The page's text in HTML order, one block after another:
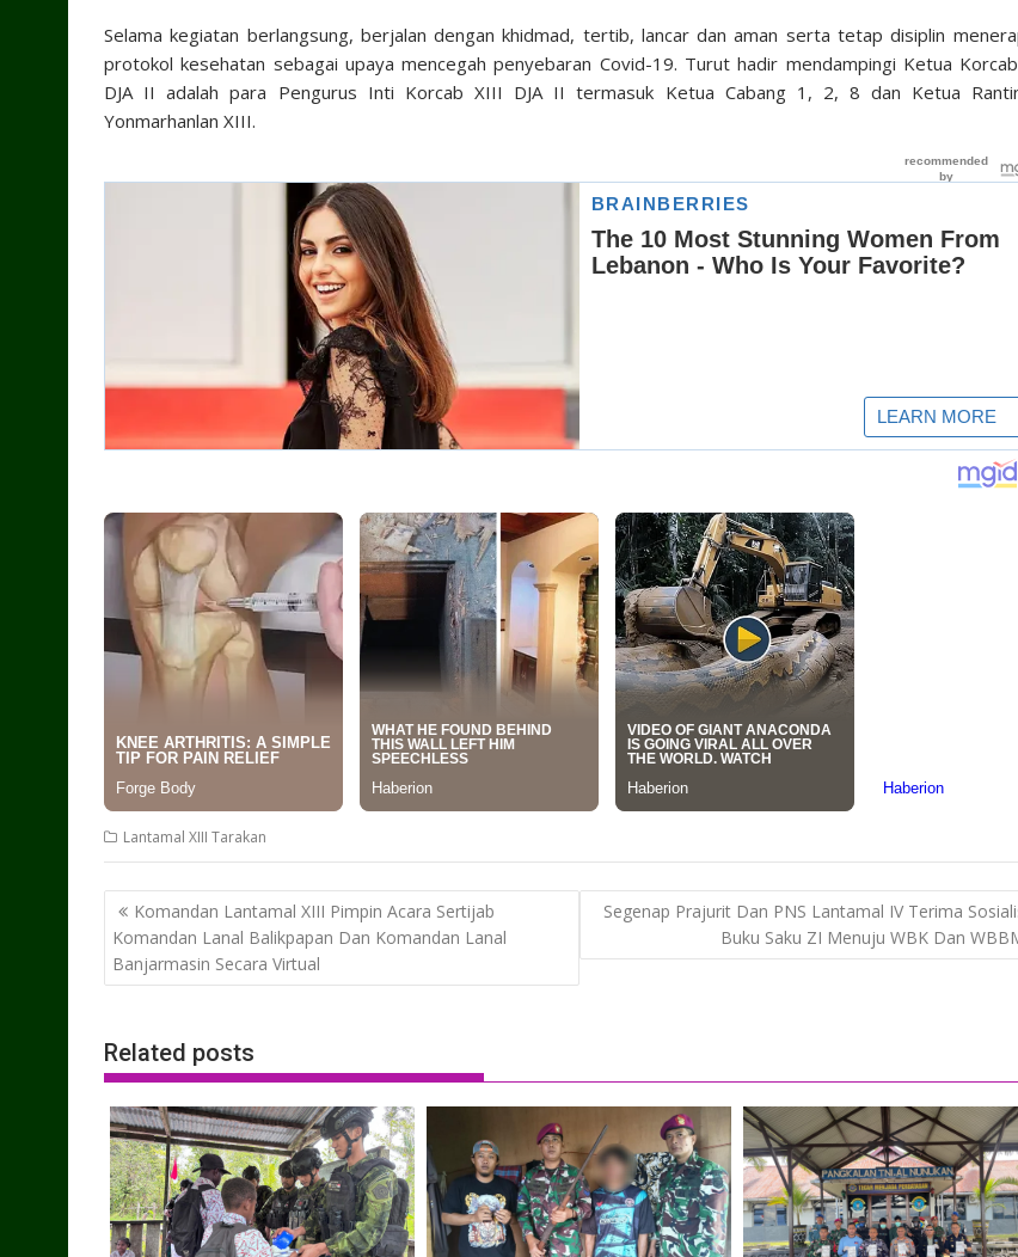
Selama kegiatan berlangsung, berjalan dengan khidmad, tertib, lancar dan aman serta tetap disiplin
protokol kesehatan sebagai upaya mencegah penyebaran Covid-19. Turut hadir mendampingi Ketua
DJA II adalah para Pengurus Inti Korcab XIII DJA II termasuk Ketua Cabang 1, 2, 8 dan Ketua
Yonmarhanlan XIII.
Lantamal XIII Tarakan
Post
navigation
Komandan Lantamal XIII Pimpin Acara Sertijab
Komandan Lanal Balikpapan Dan Komandan Lanal
Banjarmasin Secara Virtual
Segenap Prajurit Dan PNS Lantamal IV Terima
Buku Saku ZI Menuju WBK Dan
Related posts